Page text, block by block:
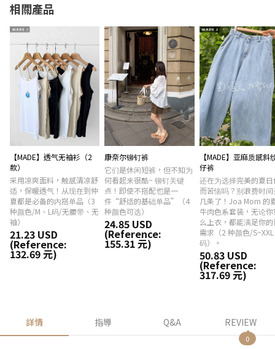
相關產品
【MADE】透气无袖衫（2
款）
采用凉爽面料，触感清凉舒
适，保暖透气！从现在到仲
夏都是必备的内搭单品（3
种颜色/M、L码/无腰带、无
袖）
21.23 USD
(Reference:
132.69 元)
康奈尔铆钉裤
它们是休闲短裤，但不知为
何看起来很酷~ 铆钉关键
点！即使不搭配也是一
件“舒适的基础单品”（4
种颜色可选）
24.85 USD
(Reference:
155.31 元)
【MADE】亚麻质感斜
仔裤
还在为选择完美的夏日
而苦恼吗？别浪费时间
几条了！Joa Mom 的
牛肉色系套装，无论你
么上衣，都能满足你的
需求（2 种颜色/S~XXL
码）。
50.83 USD
(Reference:
317.69 元)
詳情 指導 Q&A REVIEW
0